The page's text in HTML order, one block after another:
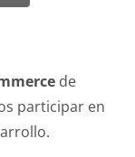
de
participar en